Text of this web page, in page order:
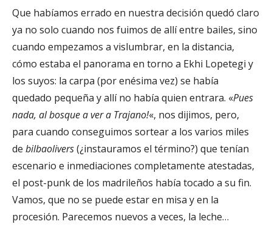
Que habíamos errado en nuestra decisión quedó claro
ya no solo cuando nos fuimos de allí entre bailes, sino
cuando empezamos a vislumbrar, en la distancia,
cómo estaba el panorama en torno a Ekhi Lopetegi y
los suyos: la carpa (por enésima vez) se había
quedado pequeña y allí no había quien entrara. «Pues
nada, al bosque a ver a Trajano!«, nos dijimos, pero,
para cuando conseguimos sortear a los varios miles
de bilbaolivers(¿instauramos el término?) que tenían
escenario e inmediaciones completamente atestadas,
el post-punk de los madrileños había tocado a su fin.
Vamos, que no se puede estar en misa y en la
procesión. Parecemos nuevos a veces, la leche…